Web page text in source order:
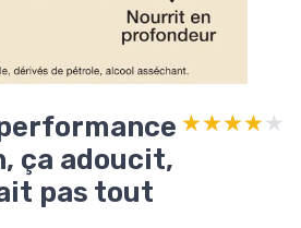
ça adoucit,
pas tout
★★★★★
★★★★★